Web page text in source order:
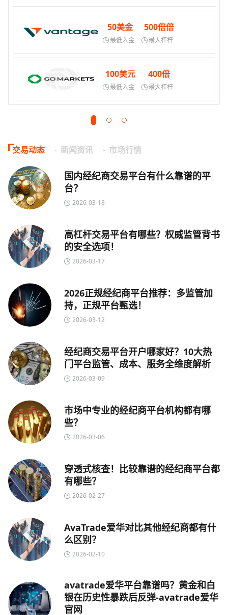
50美金
最低入金
500倍倍
最大杠杆
100美元
最低入金
400倍
最大杠杆
交易动态 新闻资讯 市场行情
国内经纪商交易平台有什么靠谱的平
台？
2026-03-18
高杠杆交易平台有哪些？权威监管背书
的安全选项！
2026-03-17
2026正规经纪商平台推荐：多监管加
持，正规平台甄选！
2026-03-12
经纪商交易平台开户哪家好？10大热
门平台监管、成本、服务全维度解析
2026-03-09
市场中专业的经纪商平台机构都有哪
些？
2026-03-06
穿透式核查！比较靠谱的经纪商平台都
有哪些？
2026-02-27
AvaTrade爱华对比其他经纪商都有什
么区别？
2026-02-10
avatrade爱华平台靠谱吗？黄金和白
银在历史性暴跌后反弹-avatrade爱华
官网